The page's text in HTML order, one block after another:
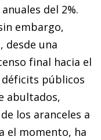
del 2%.
embargo,
desde una
final hacia el
déficits públicos
abultados,
los aranceles a
el momento, ha